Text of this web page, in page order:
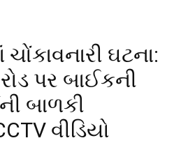
ચોંકાવનારી ઘટના:
પર બાઈકની
બાળકી
વીડિયો